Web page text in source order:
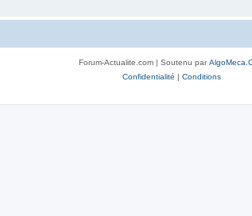
Forum-Actualite.com | Soutenu par
Confidentialité | Conditions